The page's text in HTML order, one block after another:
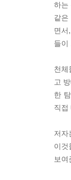
하는
같은
면
들이
천체
고
한
직접
저자
이것
보여